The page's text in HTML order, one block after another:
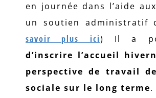
en journée dans l’aide
un soutien administratif
savoir plus ici) Il a
d’inscrire l’accueil
perspective de travail
sociale sur le long terme.